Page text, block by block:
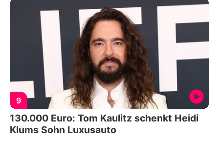
9
130.000 Euro: Tom Kaulitz schenkt Heidi
Klums Sohn Luxusauto